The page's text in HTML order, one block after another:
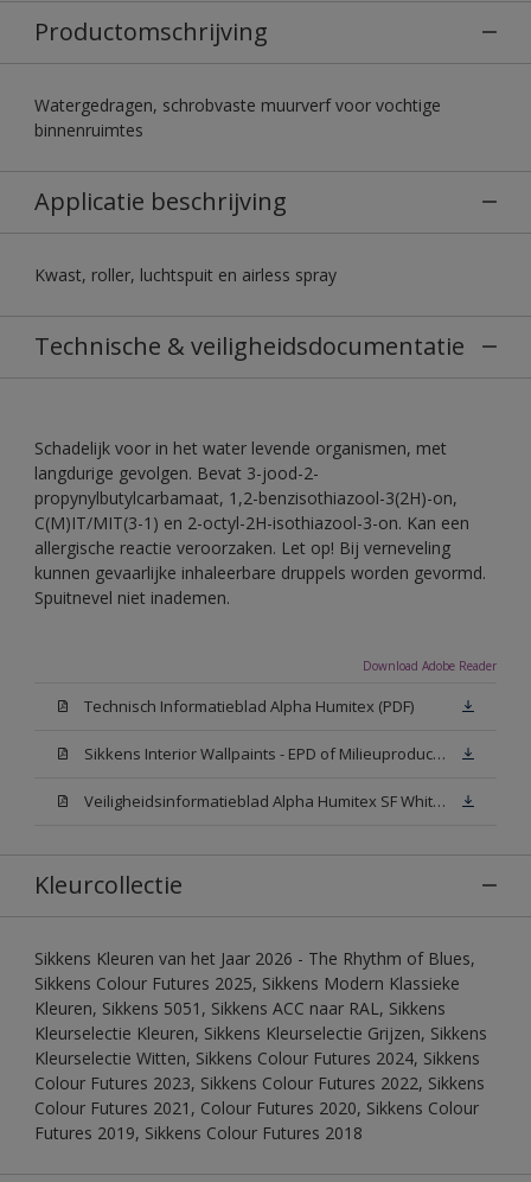
Productomschrijving
Watergedragen, schrobvaste muurverf voor vochtige
binnenruimtes
Applicatie beschrijving
Kwast, roller, luchtspuit en airless spray
Technische & veiligheidsdocumentatie
Schadelijk voor in het water levende organismen, met
langdurige gevolgen. Bevat 3-jood-2-
propynylbutylcarbamaat, 1,2-benzisothiazool-3(2H)-on,
C(M)IT/MIT(3-1) en 2-octyl-2H-isothiazool-3-on. Kan een
allergische reactie veroorzaken. Let op! Bij verneveling
kunnen gevaarlijke inhaleerbare druppels worden gevormd.
Spuitnevel niet inademen.
Download Adobe Reader
Technisch Informatieblad Alpha Humitex (PDF)
Sikkens Interior Wallpaints - EPD of Milieuproductverklaring
Veiligheidsinformatieblad Alpha Humitex SF White W05 (MSDS)
Kleurcollectie
Sikkens Kleuren van het Jaar 2026 - The Rhythm of Blues,
Sikkens Colour Futures 2025, Sikkens Modern Klassieke
Kleuren, Sikkens 5051, Sikkens ACC naar RAL, Sikkens
Kleurselectie Kleuren, Sikkens Kleurselectie Grijzen, Sikkens
Kleurselectie Witten, Sikkens Colour Futures 2024, Sikkens
Colour Futures 2023, Sikkens Colour Futures 2022, Sikkens
Colour Futures 2021, Colour Futures 2020, Sikkens Colour
Futures 2019, Sikkens Colour Futures 2018